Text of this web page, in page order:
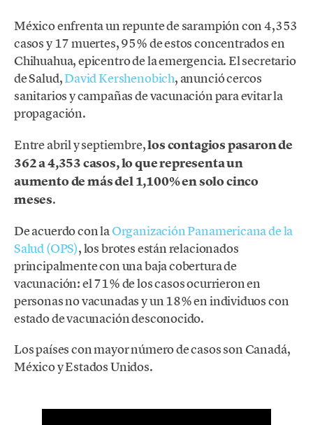
México enfrenta un repunte de sarampión con 4,353
casos y 17 muertes, 95% de estos concentrados en
Chihuahua, epicentro de la emergencia. El secretario
de Salud,David Kershenobich, anunció cercos
sanitarios y campañas de vacunación para evitar la
propagación.
Entre abril y septiembre,los contagios pasaron de
362 a 4,353 casos, lo que representa un
aumento de más del 1,100% en solo cinco
meses.
De acuerdo con laOrganización Panamericana de la
Salud (OPS), los brotes están relacionados
principalmente con una baja cobertura de
vacunación: el 71% de los casos ocurrieron en
personas no vacunadas y un 18% en individuos con
estado de vacunación desconocido.
Los países con mayor número de casos son Canadá,
México y Estados Unidos.